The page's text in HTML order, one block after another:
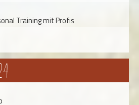
Training mit Profis